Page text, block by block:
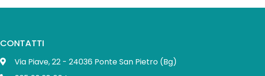
CONTATTI
Via Piave, 22 - 24036 Ponte San Pietro (Bg)